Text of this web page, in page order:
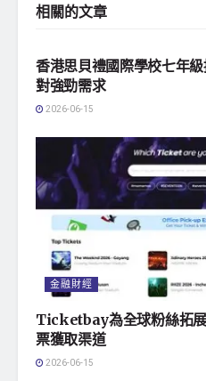
相關的文章
香港思貝禮國際學校七年
對強勁需求
2026-06-15
金融財經
Ticketbay為全球粉絲拓
票獲取渠道
2026-06-15